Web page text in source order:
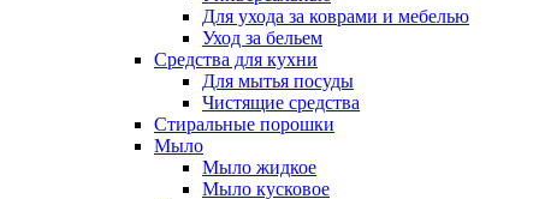
Для ухода за коврами и мебелью
Уход за бельем
Средства для кухни
Для мытья посуды
Чистящие средства
Стиральные порошки
Мыло
Мыло жидкое
Мыло кусковое